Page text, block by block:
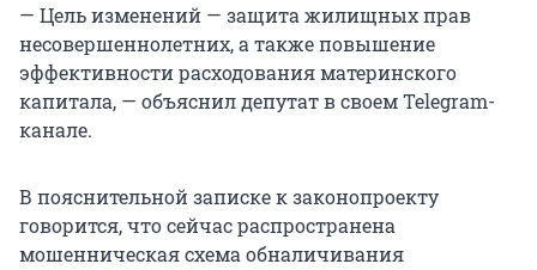
— Цель изменений — защита жилищных прав
несовершеннолетних, а также повышение
эффективности расходования материнского
капитала, — объяснил депутат в своем Telegram-
канале.
В пояснительной записке к законопроекту
говорится, что сейчас распространена
мошенническая схема обналичивания